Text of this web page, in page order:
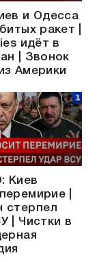
и Одесса
ракет |
идёт в
| Звонок
Америки
Киев
|
стерпел
| Чистки в